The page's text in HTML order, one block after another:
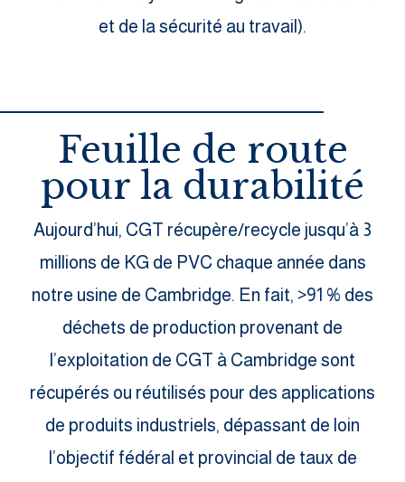
et de la sécurité au travail).
Feuille de route
pour la durabilité
Aujourd’hui, CGT récupère/recycle jusqu’à 3
millions de KG de PVC chaque année dans
notre usine de Cambridge. En fait, >91 % des
déchets de production provenant de
l’exploitation de CGT à Cambridge sont
récupérés ou réutilisés pour des applications
de produits industriels, dépassant de loin
l’objectif fédéral et provincial de taux de